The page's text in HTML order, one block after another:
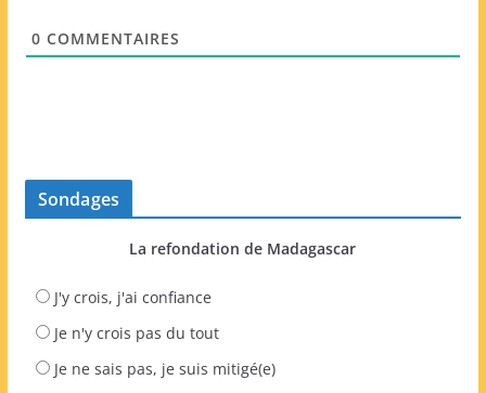
0 COMMENTAIRES
Sondages
La refondation de Madagascar
J'y crois, j'ai confiance
Je n'y crois pas du tout
Je ne sais pas, je suis mitigé(e)